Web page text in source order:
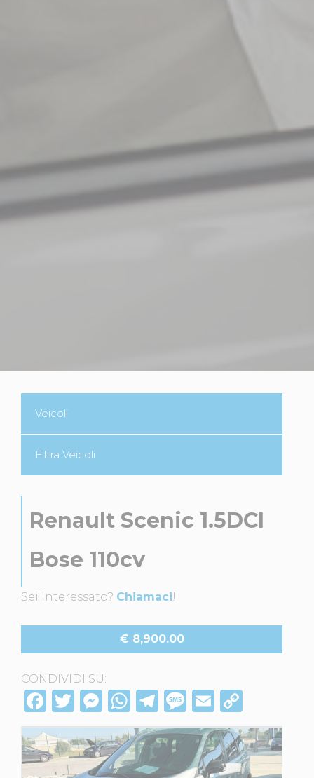
Veicoli
Filtra Veicoli
Renault Scenic 1.5DCI
Bose 110cv
Sei interessato? Chiamaci!
€ 8,900.00
CONDIVIDI SU:
F
a
c
e
T
w
it
te
M
e
ss
e
W
h
at
s
T
el
e
g
M
e
ss
a
E
m
ai
l
o
p
y